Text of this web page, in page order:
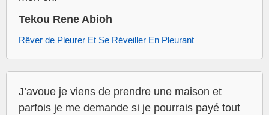
Tekou Rene Abioh
Rêver de Pleurer Et Se Réveiller En Pleurant
J’avoue je viens de prendre une maison et
parfois je me demande si je pourrais payé tout